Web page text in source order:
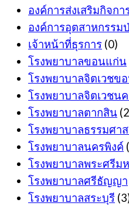
องค์การส่งเสริมกิจก
องค์การอุตสาหกรรม
เจ้าหน้าที่ธุรการ (0)
โรงพยาบาลขอนแก่น
โรงพยาบาลจิตเวช
โรงพยาบาลจิตเวชน
โรงพยาบาลตากสิน
โรงพยาบาลธรรมศา
โรงพยาบาลนครพิงค์
โรงพยาบาลพระศรีม
โรงพยาบาลศรีธัญญา
โรงพยาบาลสระบุรี